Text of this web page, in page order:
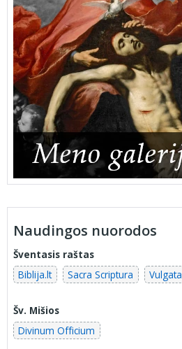
Naudingos nuorodos
Šventasis raštas
Biblija.lt
Sacra Scriptura Vulgata
Šv. Mišios
Divinum Officium